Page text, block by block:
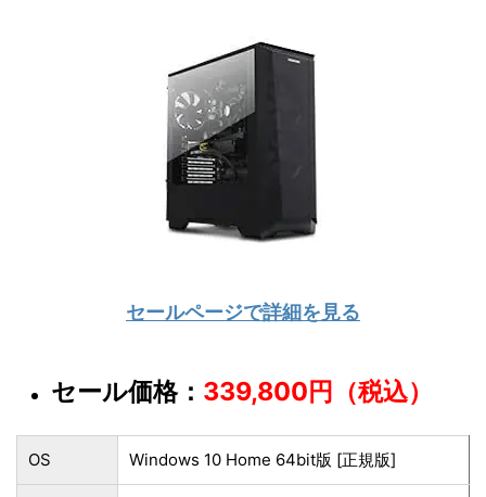
セールページで詳細を見る
セール価格： 339,800円（税込）
OS Windows 10 Home 64bit版 [正規版]